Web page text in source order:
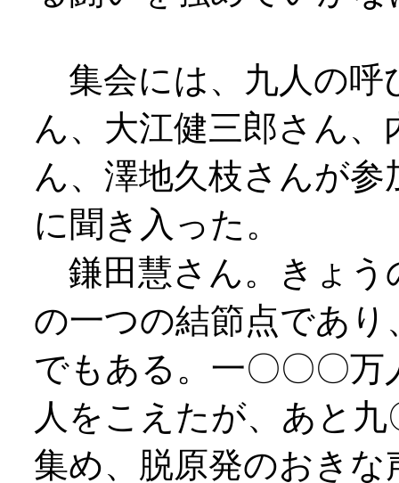
集会には、九人の呼
ん、大江健三郎さん
ん、澤地久枝さんが
に聞き入った。
鎌田慧さん。きょう
の一つの結節点であ
でもある。一〇〇〇
人をこえたが、あと
集め、脱原発のおき